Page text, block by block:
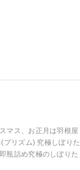
マス、お正月は羽根屋
プリズム) 究極しぼりた
瓶詰め究極のしぼりた